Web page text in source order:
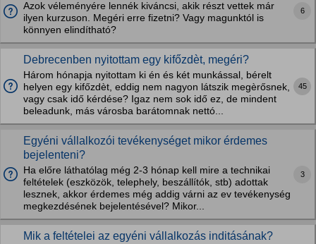
Azok véleményére lennék kiváncsi, akik részt vettek már
ilyen kurzuson. Megéri erre fizetni? Vagy magunktól is
könnyen elindítható?
6
Debrecenben nyitottam egy kifőzdèt, megéri?
Három hónapja nyitottam ki én és két munkással, bérelt
helyen egy kifőzdèt, eddig nem nagyon látszik megèrősnek,
vagy csak idő kérdése? Igaz nem sok idő ez, de mindent
beleadunk, más városba barátomnak nettó...
45
Egyéni vállalkozói tevékenységet mikor érdemes
bejelenteni?
Ha előre láthatólag még 2-3 hónap kell mire a technikai
feltételek (eszközök, telephely, beszállítók, stb) adottak
lesznek, akkor érdemes még addig várni az ev tevékenység
megkezdésének bejelentésével? Mikor...
3
Mik a feltételei az egyéni vállalkozás inditásának?